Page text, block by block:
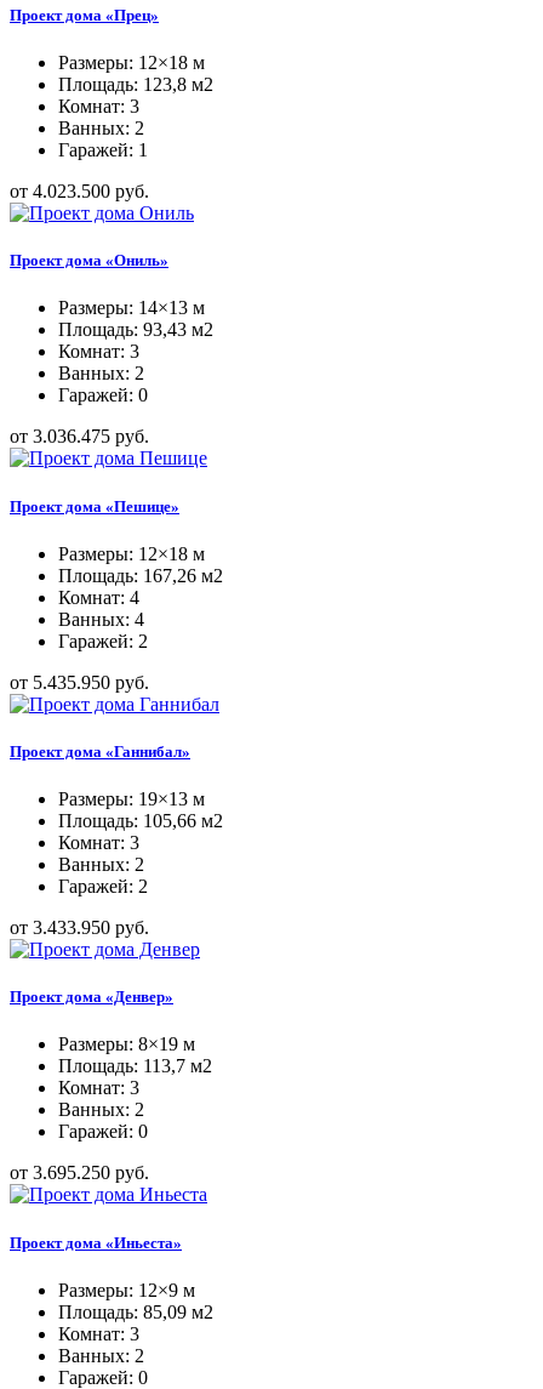
Проект дома «Прец»
Размеры: 12×18 м
Площадь: 123,8 м2
Комнат: 3
Ванных: 2
Гаражей: 1
от 4.023.500 руб.
Проект дома «Ониль»
Размеры: 14×13 м
Площадь: 93,43 м2
Комнат: 3
Ванных: 2
Гаражей: 0
от 3.036.475 руб.
Проект дома «Пешице»
Размеры: 12×18 м
Площадь: 167,26 м2
Комнат: 4
Ванных: 4
Гаражей: 2
от 5.435.950 руб.
Проект дома «Ганнибал»
Размеры: 19×13 м
Площадь: 105,66 м2
Комнат: 3
Ванных: 2
Гаражей: 2
от 3.433.950 руб.
Проект дома «Денвер»
Размеры: 8×19 м
Площадь: 113,7 м2
Комнат: 3
Ванных: 2
Гаражей: 0
от 3.695.250 руб.
Проект дома «Иньеста»
Размеры: 12×9 м
Площадь: 85,09 м2
Комнат: 3
Ванных: 2
Гаражей: 0